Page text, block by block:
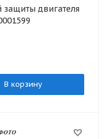
двигателя
В корзину